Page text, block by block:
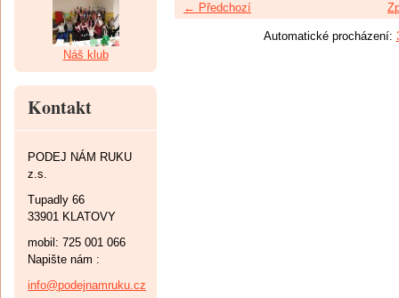
← Předchozí
Automatické procházení:
Náš klub
Kontakt
PODEJ NÁM RUKU
z.s.
Tupadly 66
33901 KLATOVY
mobil: 725 001 066
Napište nám :
info@podejnamruku.cz